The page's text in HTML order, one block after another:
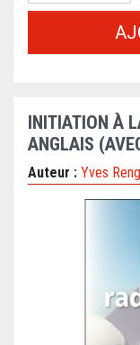
INITIATION À
ANGLAIS
Auteur : Yves